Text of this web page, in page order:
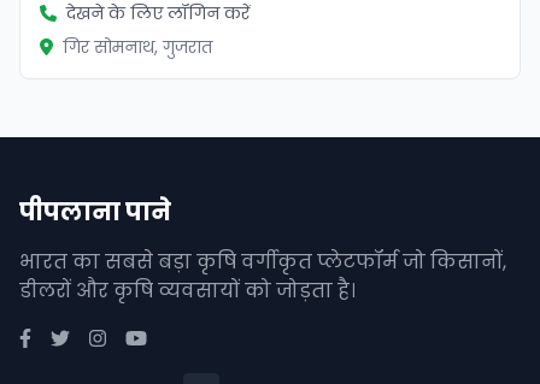
देखने के लिए लॉगिन करें
गिर सोमनाथ, गुजरात
पीपलाना पाने
भारत का सबसे बड़ा कृषि वर्गीकृत प्लेटफॉर्म जो किसानों,
डीलरों और कृषि व्यवसायों को जोड़ता है।